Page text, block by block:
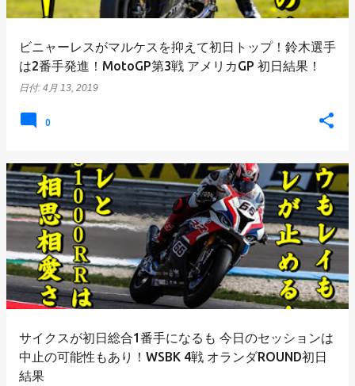
ビニャーレスがマルケスを抑えて初日トップ！鈴木選手
は2番手発進！MotoGP第3戦 アメリカGP 初日結果！
日付: 4月 13, 2019
0
サイクスが初日総合1番手になるも 今日のセッションは
中止の可能性もあり！WSBK 4戦 オランダROUND初日
結果